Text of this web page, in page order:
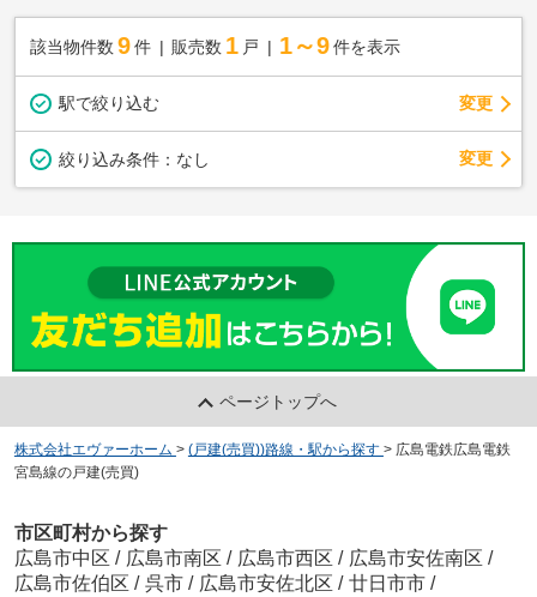
該当物件数 9件 販売数 1 戸 1～9 件を表示
駅で絞り込む 変更
絞り込み条件： なし 変更
ページトップへ
株式会社エヴァーホーム > (戸建(売買))路線・駅から探す > 広島電鉄広島電鉄
宮島線の戸建(売買)
市区町村から探す
広島市中区 / 広島市南区 / 広島市西区 / 広島市安佐南区 /
広島市佐伯区 / 呉市 / 広島市安佐北区 / 廿日市市 /